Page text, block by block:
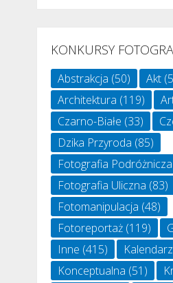
KONKURSY
Abstrakcja (50) Akt
Architektura (119)
Czarno-Białe (33)
Dzika Przyroda (85)
Fotografia Podróżnicza
Fotografia Uliczna (83)
Fotomanipulacja (48)
Fotoreportaż(119)
Inne (415) Kalendarz
Konceptualna (51)